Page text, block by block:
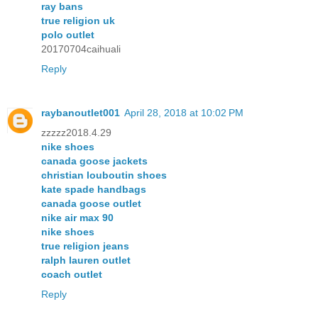
ray bans
true religion uk
polo outlet
20170704caihuali
Reply
raybanoutlet001 April 28, 2018 at 10:02 PM
zzzzz2018.4.29
nike shoes
canada goose jackets
christian louboutin shoes
kate spade handbags
canada goose outlet
nike air max 90
nike shoes
true religion jeans
ralph lauren outlet
coach outlet
Reply